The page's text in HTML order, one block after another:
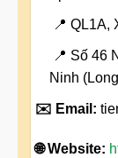
📍 QL1A,
📍 Số 46
Ninh
✉️ Email:
🌐 Website: